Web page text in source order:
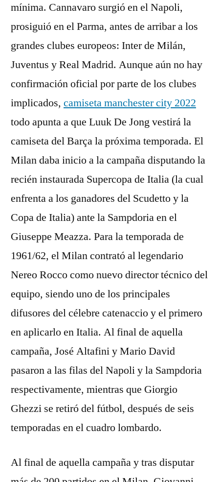
mínima. Cannavaro surgió en el Napoli,
prosiguió en el Parma, antes de arribar a los
grandes clubes europeos: Inter de Milán,
Juventus y Real Madrid. Aunque aún no hay
confirmación oficial por parte de los clubes
implicados, camiseta manchester city 2022
todo apunta a que Luuk De Jong vestirá la
camiseta del Barça la próxima temporada. El
Milan daba inicio a la campaña disputando la
recién instaurada Supercopa de Italia (la cual
enfrenta a los ganadores del Scudetto y la
Copa de Italia) ante la Sampdoria en el
Giuseppe Meazza. Para la temporada de
1961/62, el Milan contrató al legendario
Nereo Rocco como nuevo director técnico del
equipo, siendo uno de los principales
difusores del célebre catenaccio y el primero
en aplicarlo en Italia. Al final de aquella
campaña, José Altafini y Mario David
pasaron a las filas del Napoli y la Sampdoria
respectivamente, mientras que Giorgio
Ghezzi se retiró del fútbol, después de seis
temporadas en el cuadro lombardo.
Al final de aquella campaña y tras disputar